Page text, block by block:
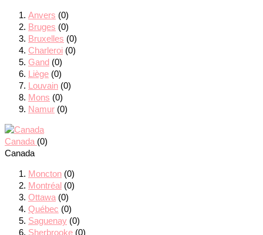
Anvers (0)
Bruges (0)
Bruxelles (0)
Charleroi (0)
Gand (0)
Liège (0)
Louvain (0)
Mons (0)
Namur (0)
Canada (0)
Canada
Moncton (0)
Montréal (0)
Ottawa (0)
Québec (0)
Saguenay (0)
Sherbrooke (0)